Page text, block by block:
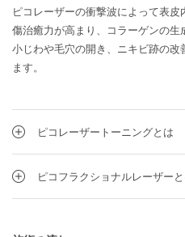
ピコレーザーの衝撃波によって表
傷治癒力が高まり、コラーゲンの生
小じわや毛穴の開き、ニキビ跡の改
ます。
ピコレーザートーニングとは
ピコフラクショナルレーザー